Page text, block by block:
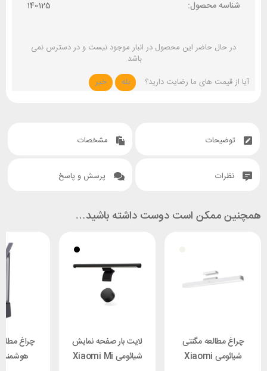
شناسه محصول: 140125
در حال حاضر این محصول در انبار موجود نیست و در دسترس نمی
باشد.
آیا از قیمت های ما رضایت دارید؟
بله خیر
توضیحات مشخصات
نظرات پرسش و پاسخ
همچنین ممکن است دوست داشته باشید…
چراغ مطالعه مگنتی
شیائومی Xiaomi
لایت بار صفحه نمایش
شیائومی Xiaomi Mi
چراغ